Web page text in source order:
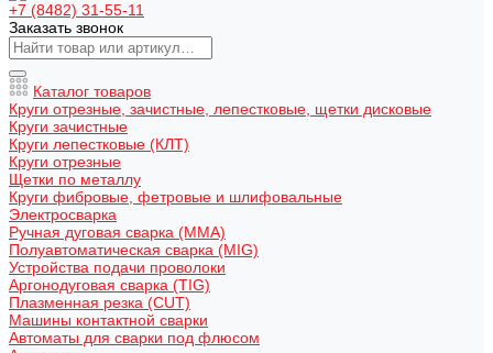
+7 (8482) 31-55-11
Заказать звонок
Каталог товаров
Круги отрезные, зачистные, лепестковые, щетки дисковые
Круги зачистные
Круги лепестковые (КЛТ)
Круги отрезные
Щетки по металлу
Круги фибровые, фетровые и шлифовальные
Электросварка
Ручная дуговая сварка (MMA)
Полуавтоматическая сварка (MIG)
Устройства подачи проволоки
Аргонодуговая сварка (TIG)
Плазменная резка (CUT)
Машины контактной сварки
Автоматы для сварки под флюсом